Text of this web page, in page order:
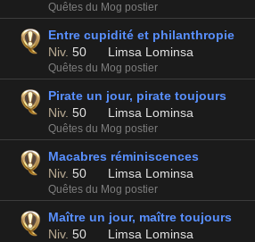
Quêtes du Mog postier
Entre cupidité et philanthropie
Niv. 50 Limsa Lominsa
Quêtes du Mog postier
Pirate un jour, pirate toujours
Niv. 50 Limsa Lominsa
Quêtes du Mog postier
Macabres réminiscences
Niv. 50 Limsa Lominsa
Quêtes du Mog postier
Maître un jour, maître toujours
Niv. 50 Limsa Lominsa